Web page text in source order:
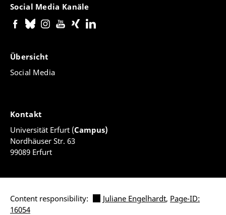
Social Media Kanäle
Übersicht
Social Media
Kontakt
Universität Erfurt (Campus)
Nordhäuser Str. 63
99089 Erfurt
Content responsibility: Juliane Engelhardt, Page-ID:
16054